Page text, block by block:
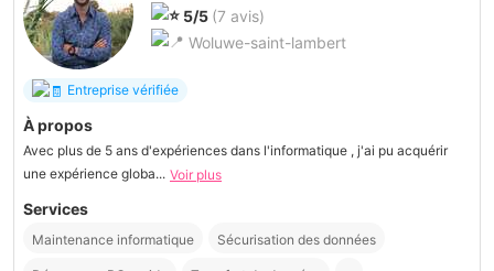
5/5 (7 avis)
Woluwe-saint-lambert
Entreprise vérifiée
À propos
Avec plus de 5 ans d'expériences dans l'informatique , j'ai pu acquérir
une expérience globa... Voir plus
Services
Maintenance informatique Sécurisation des données